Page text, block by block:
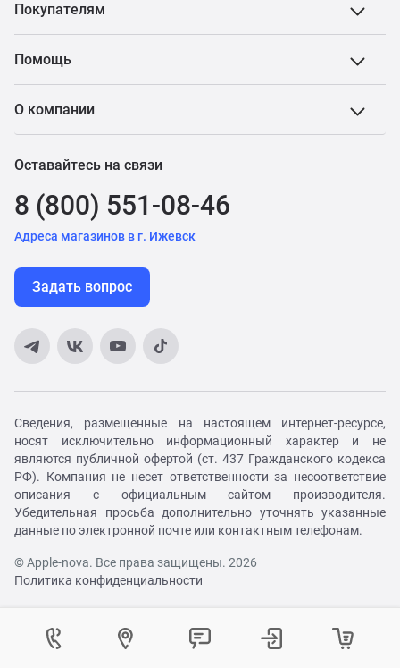
Покупателям
Помощь
О компании
Оставайтесь на связи
8 (800) 551-08-46
Адреса магазинов в г. Ижевск
Задать вопрос
Сведения, размещенные на настоящем интернет-ресурсе,
носят исключительно информационный характер и не
являются публичной офертой (ст. 437 Гражданского кодекса
РФ). Компания не несет ответственности за несоответствие
описания с официальным сайтом производителя.
Убедительная просьба дополнительно уточнять указанные
данные по электронной почте или контактным телефонам.
© Apple-nova. Все права защищены. 2026
Политика конфиденциальности
Контактный центр
Укажите ваш город
Изменение города
Как вам удобнее с нами связаться?
Войти в личный кабинет